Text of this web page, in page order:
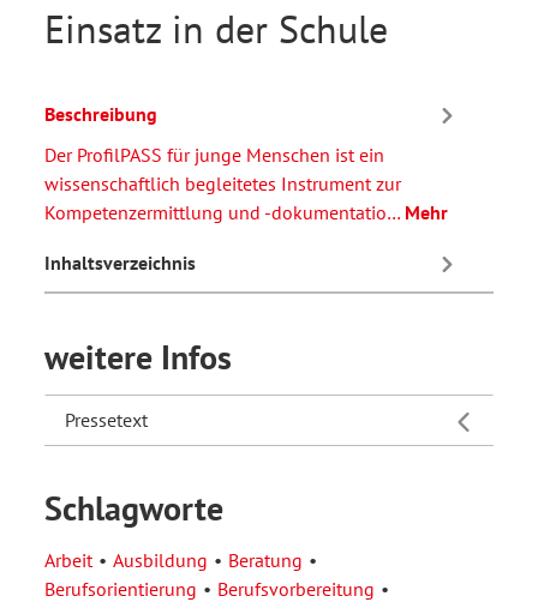
Einsatz in der Schule
Beschreibung
Der ProfilPASS für junge Menschen ist ein
wissenschaftlich begleitetes Instrument zur
Kompetenzermittlung und -dokumentatio… Mehr
Inhaltsverzeichnis
weitere Infos
Pressetext
Schlagworte
Arbeit Ausbildung
Beratung
Berufsorientierung
Berufsvorbereitung